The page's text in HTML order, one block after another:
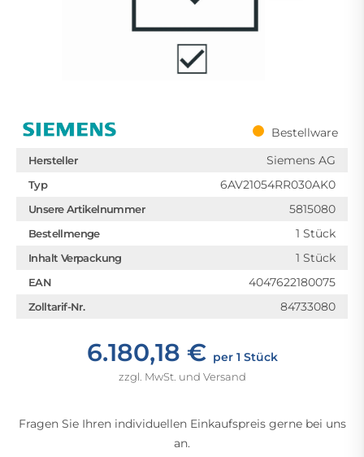
Bestellware
Hersteller Siemens AG
Typ 6AV21054RR030AK0
Unsere Artikelnummer 5815080
Bestellmenge 1 Stück
Inhalt Verpackung 1 Stück
EAN 4047622180075
Zolltarif-Nr. 84733080
6.180,18 € per 1 Stück
zzgl. MwSt. und Versand
Fragen Sie Ihren individuellen Einkaufspreis gerne bei uns
an.